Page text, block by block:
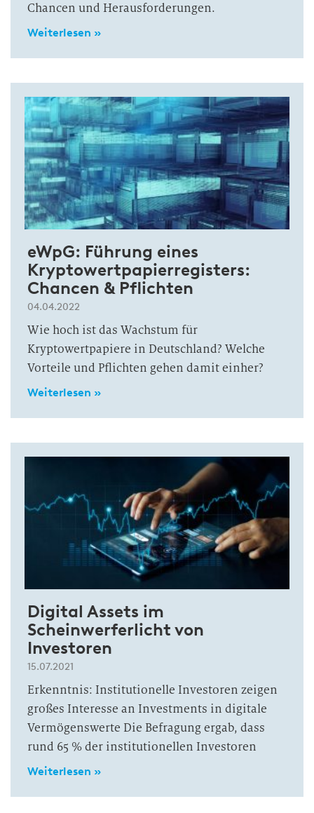
Chancen und Herausforderungen.
Weiterlesen »
eWpG: Führung eines
Kryptowertpapierregisters:
Chancen & Pflichten
04.04.2022
Wie hoch ist das Wachstum für
Kryptowertpapiere in Deutschland? Welche
Vorteile und Pflichten gehen damit einher?
Weiterlesen »
Digital Assets im
Scheinwerferlicht von
Investoren
15.07.2021
Erkenntnis: Institutionelle Investoren zeigen
großes Interesse an Investments in digitale
Vermögenswerte Die Befragung ergab, dass
rund 65 % der institutionellen Investoren
Weiterlesen »